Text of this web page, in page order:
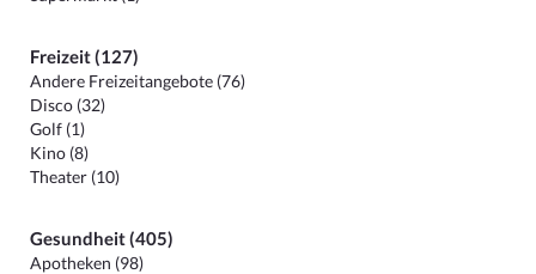
Freizeit (127)
Andere Freizeitangebote (76)
Disco (32)
Golf (1)
Kino (8)
Theater (10)
Gesundheit (405)
Apotheken (98)